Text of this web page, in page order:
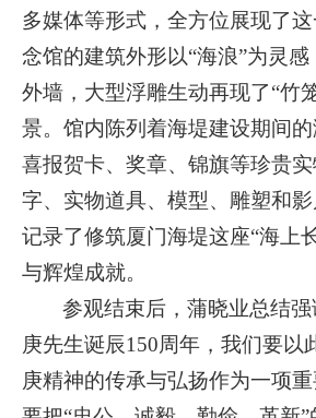
多媒体等形式，全方位展现了
念馆的建筑外形以“海浪”为灵
外墙，大型浮雕生动再现了“竹
景。馆内陈列着海堤建设期间的
喜报贺卡、奖章、锦旗等珍贵
字、实物道具、模型、雕塑和
记录了修筑厦门海堤这座“海上
与辉煌成就。
参观结束后，蒲晓业总结
庚先生诞辰150周年，我们要以
庚精神的传承与弘扬作为一项